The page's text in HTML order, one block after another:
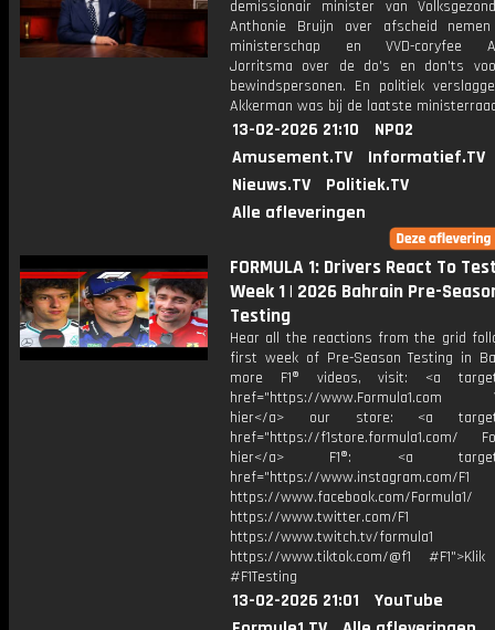
demissionair minister van
Anthonie Bruijn over afscheid
ministerschap en VVD-coryfee
Jorritsma over de do's en don'ts
bewindspersonen. En politiek
Akkerman was bij de laatste
13-02-2026 21:10
NPO2
Amusement.TV
Informatief.TV
Nieuws.TV
Politiek.TV
Alle afleveringen
FORMULA 1: Drivers React To
Week 1 | 2026 Bahrain Pre-
Testing
Hear all the reactions from the grid
first week of Pre-Season Testing in
more F1® videos, visit: <a
href="https://www.Formula1.com
hier</a> our store: <a
href="https://f1store.formula1.com/
hier</a> F1®: <a
href="https://www.instagram.com/F1
https://www.facebook.com/Formula1/
https://www.twitter.com/F1
https://www.twitch.tv/formula1
https://www.tiktok.com/@f1
#F1Testing
13-02-2026 21:01
YouTube